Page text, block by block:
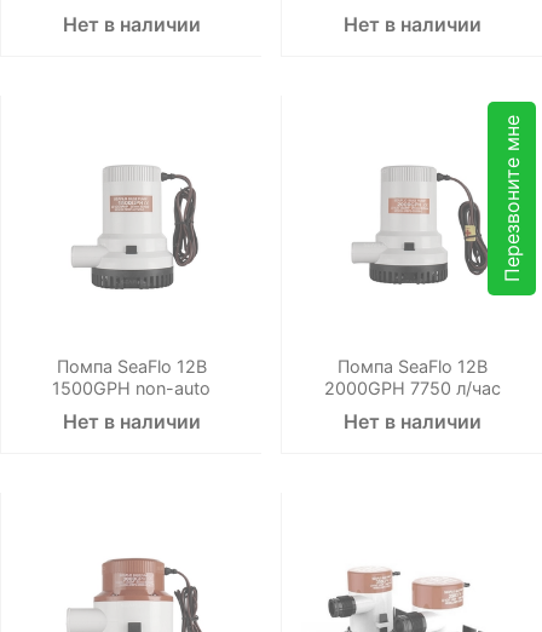
Перезвоните мне
Нет в наличии Нет в наличии
Помпа SeaFlo 12B
1500GPH non-auto
Нет в наличии
Помпа SeaFlo 12B
2000GPH 7750 л/час
Нет в наличии